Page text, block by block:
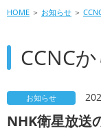
HOME ＞ お知らせ ＞
CCNC
お知らせ
NHK衛星放送